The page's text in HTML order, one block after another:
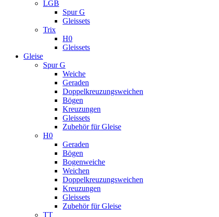
LGB
Spur G
Gleissets
Trix
H0
Gleissets
Gleise
Spur G
Weiche
Geraden
Doppelkreuzungsweichen
Bögen
Kreuzungen
Gleissets
Zubehör für Gleise
H0
Geraden
Bögen
Bogenweiche
Weichen
Doppelkreuzungsweichen
Kreuzungen
Gleissets
Zubehör für Gleise
TT